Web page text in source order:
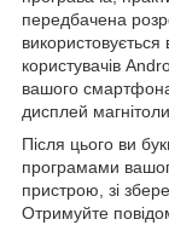
передбачена
користувачів
вашого
дисплей
Після цього ви
програмами
пристрою, зі
Отримуйте